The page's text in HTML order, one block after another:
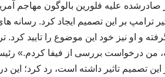
علیه فلورین بالوگون مهاجم
ترامپ بر این تصمیم ایجاد کرد. رسانه
و او نیز خود این موضوع را تایید
درخواست بررسی از فیفا کردم.»
این تصمیم تاثیر داشته است، رد کرد؛